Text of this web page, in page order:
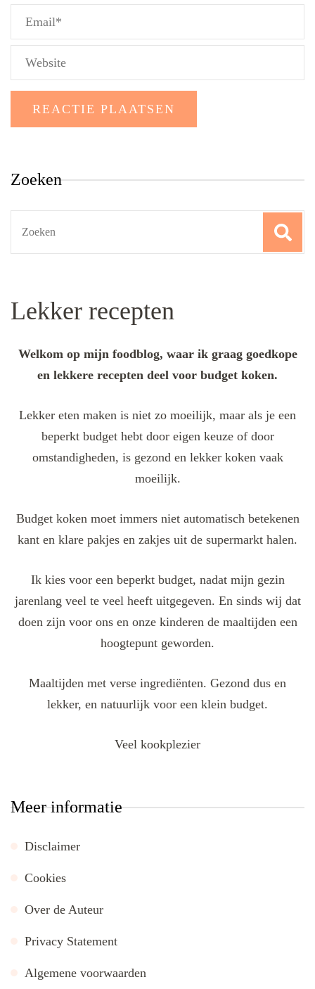
Zoeken
Lekker recepten
Welkom op mijn foodblog, waar ik graag goedkope
en lekkere recepten deel voor budget koken.
Lekker eten maken is niet zo moeilijk, maar als je een
beperkt budget hebt door eigen keuze of door
omstandigheden, is gezond en lekker koken vaak
moeilijk.
Budget koken moet immers niet automatisch betekenen
kant en klare pakjes en zakjes uit de supermarkt halen.
Ik kies voor een beperkt budget, nadat mijn gezin
jarenlang veel te veel heeft uitgegeven. En sinds wij dat
doen zijn voor ons en onze kinderen de maaltijden een
hoogtepunt geworden.
Maaltijden met verse ingrediënten. Gezond dus en
lekker, en natuurlijk voor een klein budget.
Veel kookplezier
Meer informatie
Disclaimer
Cookies
Over de Auteur
Privacy Statement
Algemene voorwaarden